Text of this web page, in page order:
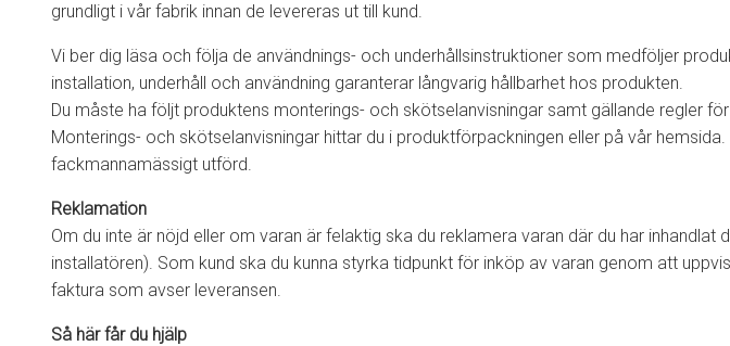
grundligt i vår fabrik innan de levereras ut till kund.
Vi ber dig läsa och följa de användnings- och underhållsinstruktioner som medföljer
installation, underhåll och användning garanterar långvarig hållbarhet hos produkten.
Du måste ha följt produktens monterings- och skötselanvisningar samt gällande regler
Monterings- och skötselanvisningar hittar du i produktförpackningen eller på vår
fackmannamässigt utförd.
Reklamation
Om du inte är nöjd eller om varan är felaktig ska du reklamera varan där du har inhandlat
installatören). Som kund ska du kunna styrka tidpunkt för inköp av varan genom att
faktura som avser leveransen.
Så här får du hjälp